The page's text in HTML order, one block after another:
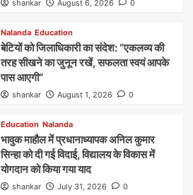
shankar August 6, 2026 0
Nalanda Education
बेटियों को जिलाधिकारी का संदेश: “एकलव्य की
तरह सीखने का जुनून रखें, सफलता स्वयं आपके
पास आएगी”
shankar August 1, 2026 0
Education Nalanda
भावुक माहौल में प्रधानाध्यापक अनिल कुमार
सिन्हा को दी गई विदाई, विद्यालय के विकास में
योगदान को किया गया याद
shankar July 31, 2026 0